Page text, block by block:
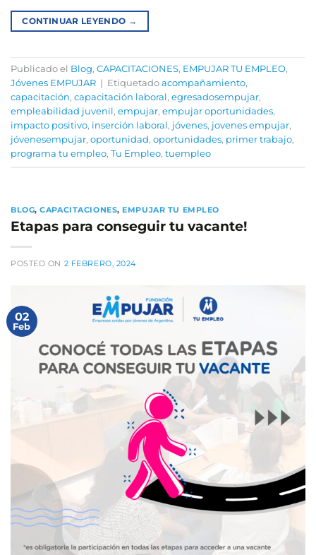
CONTINUAR LEYENDO →
Publicado el Blog, CAPACITACIONES, EMPUJAR TU EMPLEO,
Jóvenes EMPUJAR
Etiquetado acompañamiento,
capacitación, capacitación laboral , egresadosempujar,
empleabilidad juvenil , empujar, empujar oportunidades,
impacto positivo, inserción laboral , jóvenes, jovenes empujar,
jóvenesempujar, oportunidad, oportunidades, primer trabajo,
programa tu empleo, Tu Empleo, tuempleo
BLOG,CAPACITACIONES, EMPUJAR TU EMPLEO
Etapas para conseguir tu vacante!
POSTED ON 2 FEBRERO, 2024
02
Feb